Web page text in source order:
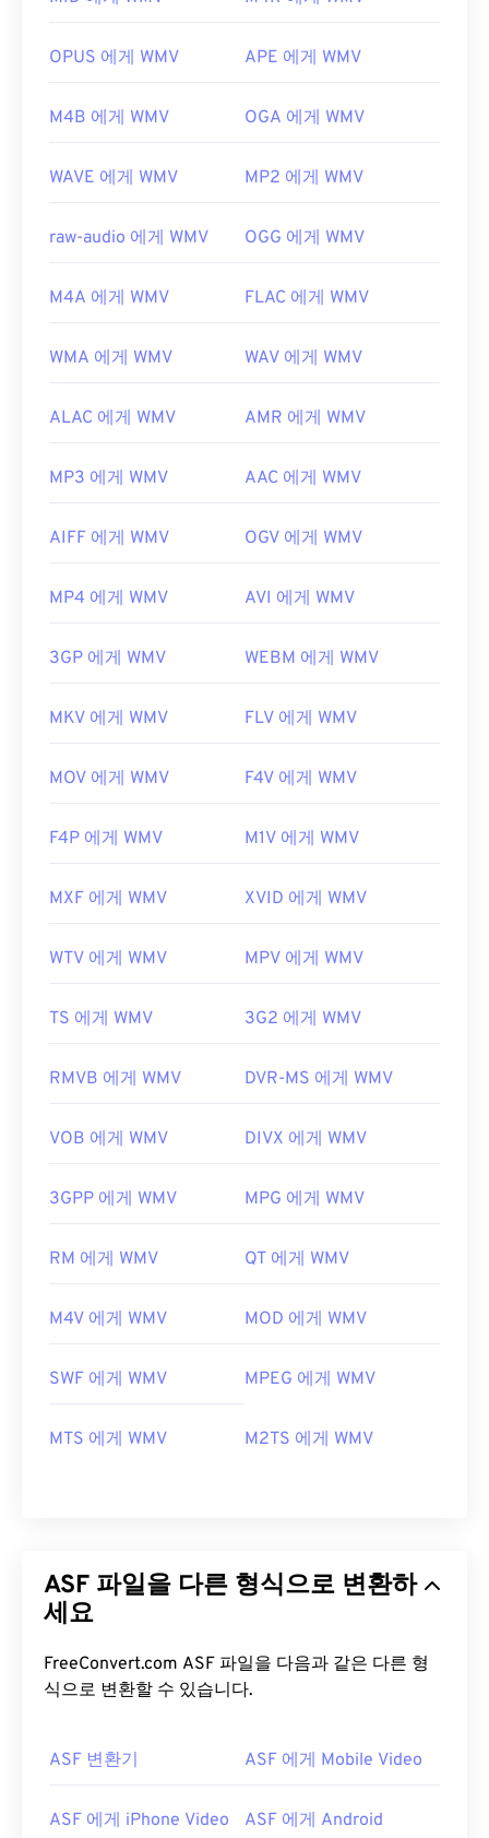
00 00 00 00
00 00 00 00
도구입니다.
최초 출시:1999년
https://en.wikipedia.org/wiki/고급_시스템_포맷
OPUS 에게 WMV APE 에게 WMV
M4B 에게 WMV OGA 에게 WMV
WAVE 에게 WMV MP2 에게 WMV
raw-audio 에게 WMV OGG 에게 WMV
M4A 에게 WMV FLAC 에게 WMV
WMA 에게 WMV WAV 에게 WMV
ALAC 에게 WMV AMR 에게 WMV
MP3 에게 WMV AAC 에게 WMV
AIFF 에게 WMV OGV 에게 WMV
MP4 에게 WMV AVI 에게 WMV
3GP 에게 WMV WEBM 에게 WMV
MKV 에게 WMV FLV 에게 WMV
MOV 에게 WMV F4V 에게 WMV
F4P 에게 WMV M1V 에게 WMV
MXF 에게 WMV XVID 에게 WMV
WTV 에게 WMV MPV 에게 WMV
TS 에게 WMV 3G2 에게 WMV
RMVB 에게 WMV DVR-MS 에게 WMV
VOB 에게 WMV DIVX 에게 WMV
3GPP 에게 WMV MPG 에게 WMV
RM 에게 WMV QT 에게 WMV
M4V 에게 WMV MOD 에게 WMV
SWF 에게 WMV MPEG 에게 WMV
MTS 에게 WMV M2TS 에게 WMV
ASF 파일을 다른 형식으로 변환하
세요
FreeConvert.com ASF 파일을 다음과 같은 다른 형
식으로 변환할 수 있습니다.
ASF 변환기 ASF 에게 Mobile Video
ASF 에게 iPhone Video
ASF 에게 Android